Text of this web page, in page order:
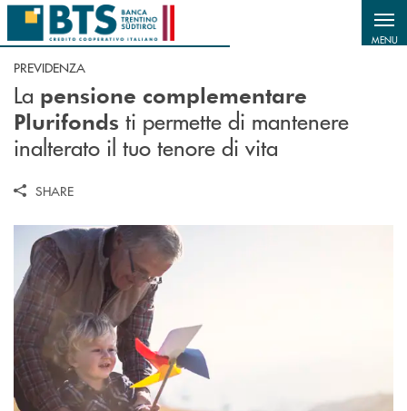
Salta al contenuto principale
MENU
PREVIDENZA
La pensione complementare
Plurifonds ti permette di mantenere
inalterato il tuo tenore di vita
SHARE